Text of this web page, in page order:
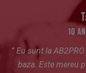
10
” Eu sunt la
baza. Este mereu